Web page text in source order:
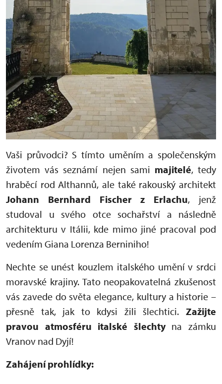
Vaši průvodci? S tímto uměním a společenským
životem vás seznámí nejen sami majitelé, tedy
hraběcí rod Althannů, ale také rakouský architekt
Johann Bernhard Fischer z Erlachu, jenž
studoval u svého otce sochařství a následně
architekturu v Itálii, kde mimo jiné pracoval pod
vedením Giana Lorenza Berniniho!
Nechte se unést kouzlem italského umění v srdci
moravské krajiny. Tato neopakovatelná zkušenost
vás zavede do světa elegance, kultury a historie –
přesně tak, jak to kdysi žili šlechtici. Zažijte
pravou atmosféru italské šlechtyna zámku
Vranov nad Dyjí!
Zahájení prohlídky: